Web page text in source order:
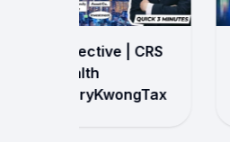
perspective | CRS
Legal Wealth
| HenryKwongTax